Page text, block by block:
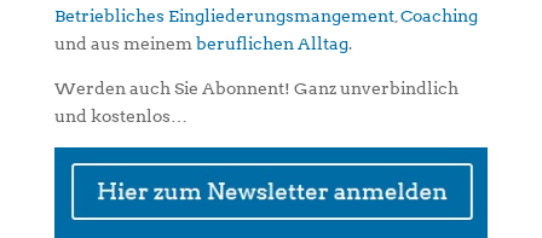
Betriebliches Eingliederungsmangement, Coaching
und aus meinem beruflichen Alltag.
Werden auch Sie Abonnent! Ganz unverbindlich
und kostenlos…